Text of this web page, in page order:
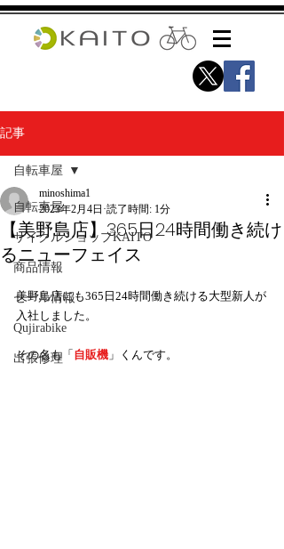
記事
自転車屋
サイクルショップKAITO
商品情報
セール情報
Qujirabike
出張修理
自転車屋
【美野島店】365日24時間働き続け
るニューフェイス
minoshima1
2023年2月4日 読了時間: 1分
美野島店にも365日24時間働き続ける大型新人が
入社しました。
その名も「 自販機 」くんです。